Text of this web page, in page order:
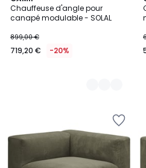
Chauffeuse d'angle pour
canapé modulable - SOLAL
899,00 €
719,20 € -20%
Couleurs